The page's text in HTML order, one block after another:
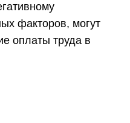
факторов, могут
оплаты труда в